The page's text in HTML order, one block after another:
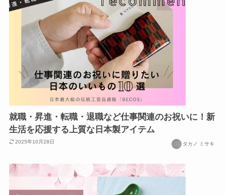
就職・昇進・転職・退職など仕事関連のお祝いに！新
生活を応援する上質な日本製アイテム
2025年10月28日 タカノ ミサキ